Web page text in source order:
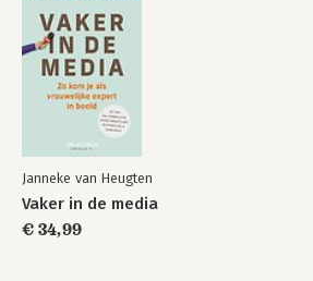
Janneke van Heugten
Vaker in de media
€ 34,99